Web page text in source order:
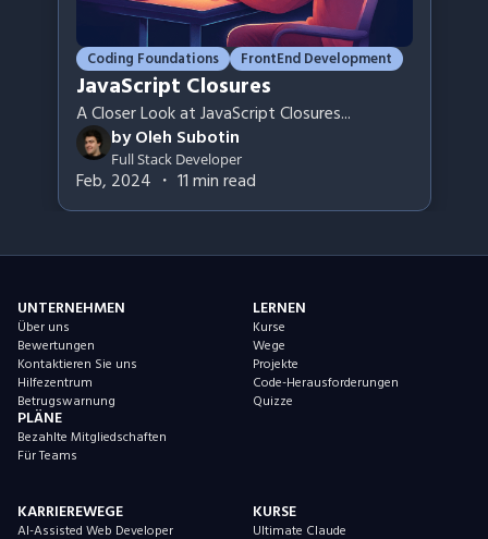
Coding Foundations FrontEnd Development
JavaScript Closures
A Closer Look at JavaScript Closures...
byOleh Subotin
Full Stack Developer
Feb, 2024 ・ 11min read
UNTERNEHMEN
Über uns
Bewertungen
Kontaktieren Sie uns
Hilfezentrum
Betrugswarnung
PLÄNE
Bezahlte Mitgliedschaften
Für Teams
LERNEN
Kurse
Wege
Projekte
Code-Herausforderungen
Quizze
KARRIEREWEGE
AI-Assisted Web Developer
KURSE
Ultimate Claude